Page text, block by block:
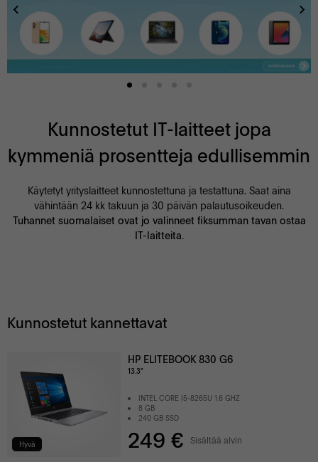
Kunnostetut IT-laitteet jopa
kymmeniä prosentteja edullisemmin
Käytetyt yrityslaitteet kunnostettuna ja testattuna. Saat aina
vähintään 24 kk takuun ja 30 päivän palautusoikeuden.
Tuhannet suomalaiset ovat jo valinneet fiksumman tavan ostaa
IT-laitteita.
Kunnostetut kannettavat
Hyvä
HP ELITEBOOK 830 G6
13.3"
INTEL CORE I5-8265U 1.6 GHZ
8 GB
240 GB SSD
249 € Sisältää alvin